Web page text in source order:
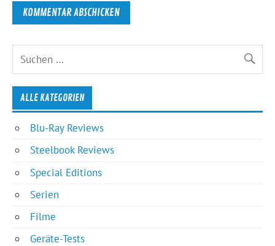
ALLE KATEGORIEN
Blu-Ray Reviews
Steelbook Reviews
Special Editions
Serien
Filme
Geräte-Tests